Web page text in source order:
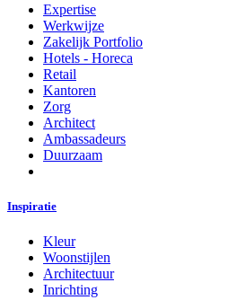
Expertise
Werkwijze
Zakelijk Portfolio
Hotels - Horeca
Retail
Kantoren
Zorg
Architect
Ambassadeurs
Duurzaam
Inspiratie
Kleur
Woonstijlen
Architectuur
Inrichting